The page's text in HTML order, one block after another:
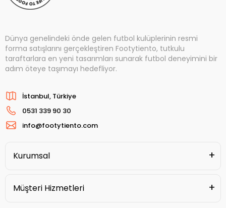
Dünya genelindeki önde gelen futbol kulüplerinin resmi
forma satışlarını gerçekleştiren Footytiento, tutkulu
taraftarlara en yeni tasarımları sunarak futbol deneyimini bir
adım öteye taşımayı hedefliyor.
İstanbul, Türkiye
0531 339 90 30
info@footytiento.com
Kurumsal
Müşteri Hizmetleri